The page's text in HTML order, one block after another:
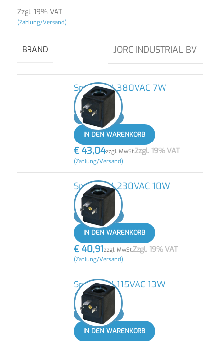
Zzgl. 19% VAT
(Zahlung/Versand)
BRAND JORC INDUSTRIAL BV
Spule JCM 380VAC 7W
50/60Hz
- +
IN DEN WARENKORB
€ 43,04zzgl. MwSt.Zzgl. 19% VAT
(Zahlung/Versand)
Spule JCM 230VAC 10W
50/60Hz
- +
IN DEN WARENKORB
€ 40,91zzgl. MwSt.Zzgl. 19% VAT
(Zahlung/Versand)
Spule JCM 115VAC 13W
50/60Hz
- +
IN DEN WARENKORB